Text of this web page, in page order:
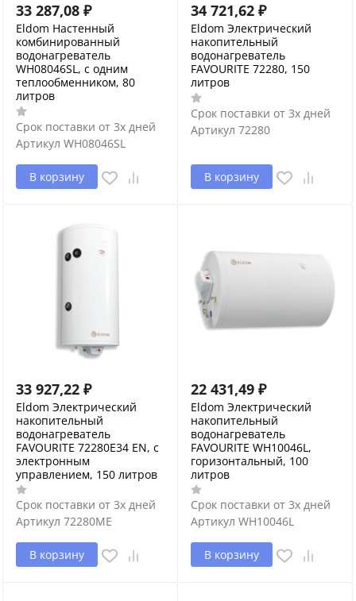
33 287,08 ₽
Eldom Настенный
комбинированный
водонагреватель
WH08046SL, с одним
теплообменником, 80
литров
Срок поставки от 3х дней
Артикул WH08046SL
В корзину
34 721,62 ₽
Eldom Электрический
накопительный
водонагреватель
FAVOURITE 72280, 150
литров
Срок поставки от 3х дней
Артикул 72280
В корзину
33 927,22 ₽
Eldom Электрический
накопительный
водонагреватель
FAVOURITE 72280E34 EN, с
электронным
управлением, 150 литров
Срок поставки от 3х дней
Артикул 72280ME
В корзину
22 431,49 ₽
Eldom Электрический
накопительный
водонагреватель
FAVOURITE WH10046L,
горизонтальный, 100
литров
Срок поставки от 3х дней
Артикул WH10046L
В корзину